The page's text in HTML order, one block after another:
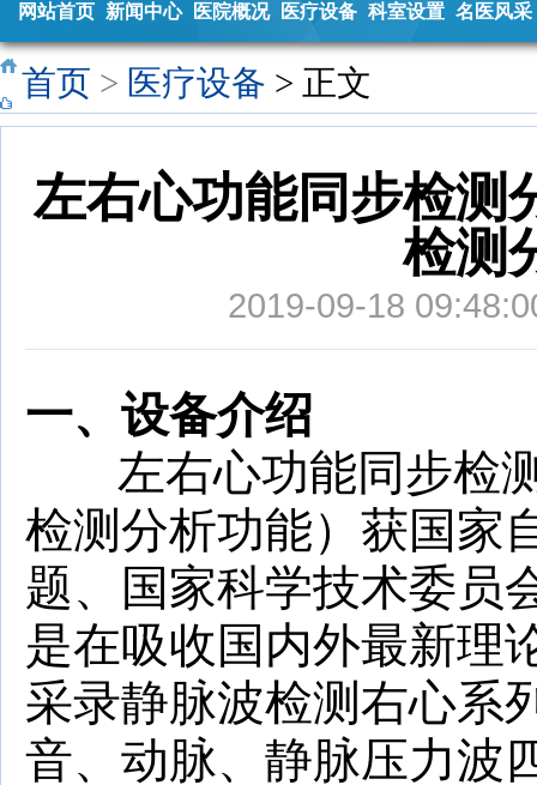
网站首页 新闻中心 医院概况 医疗设备 科室设置 名医风采
三坚三守
专栏
“医药领域
腐败问题
集中整治
“医药代表
和信息化
建设项目
拜访工作
公告
老年之家 采购公告
你我共建
首页 > 医疗设备 > 正文
左右心功能同步检测
检测
2019-09-18
一、设备介绍
左右心功能同步检测
检测分析功能）获国家
题、国家科学技术委员
是在吸收国内外最新理
采录静脉波检测右心系
音、动脉、静脉压力波